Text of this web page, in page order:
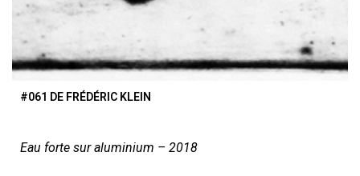
#061 DE FRÉDÉRIC KLEIN
Eau forte sur aluminium – 2018